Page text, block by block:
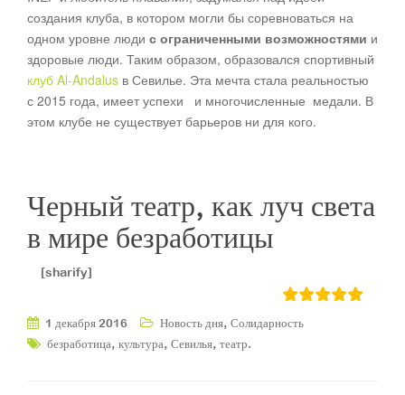
создания клуба, в котором могли бы соревноваться на
одном уровне люди с ограниченными возможностями и
здоровые люди. Таким образом, образовался спортивный
клуб Al-Andalus в Севилье. Эта мечта стала реальностью
с 2015 года, имеет успехи и многочисленные медали. В
этом клубе не существует барьеров ни для кого.
Черный театр, как луч света
в мире безработицы
[sharify]
1 декабря 2016 Новость дня, Солидарность
безработица, культура, Севилья, театр.